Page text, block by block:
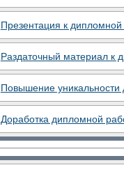
Презентация к дипломной
Раздаточный материал к
Повышение
Доработка дипломной